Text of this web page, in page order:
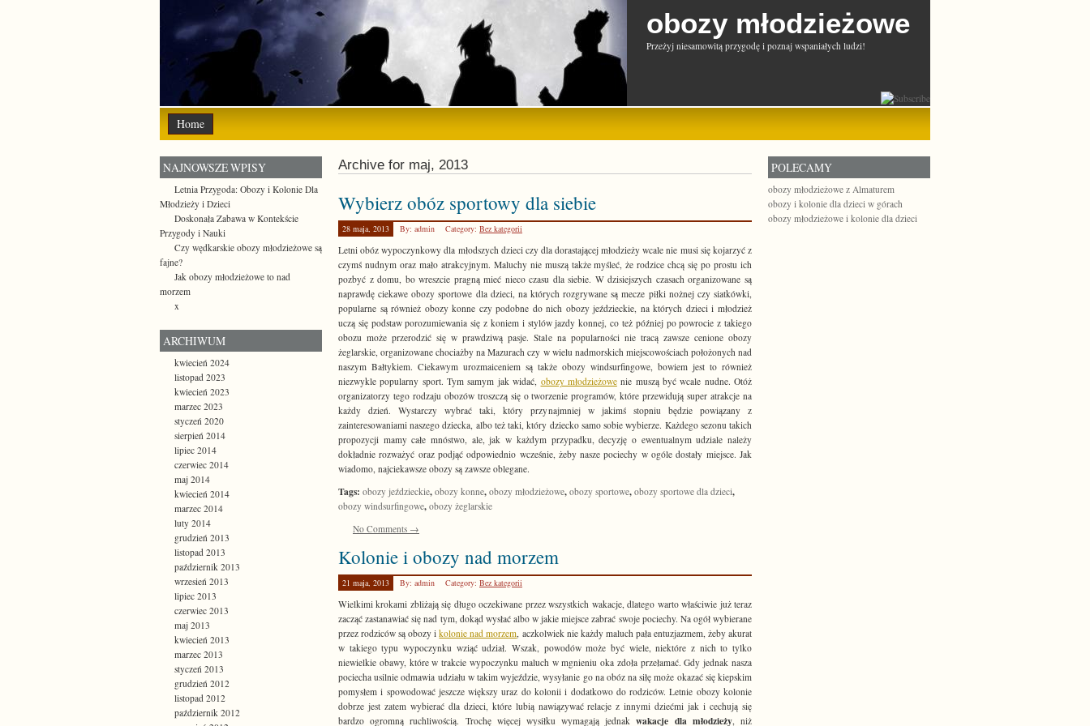
obozy młodzieżowe
Przeżyj niesamowitą przygodę i poznaj wspaniałych ludzi!
Home
Archive for maj, 2013
Wybierz obóz sportowy dla siebie
28 maja, 2013 By: admin Category: Bez kategorii
Letni obóz wypoczynkowy dla młodszych dzieci czy dla dorastającej młodzieży wcale nie musi się kojarzyć z
czymś nudnym oraz mało atrakcyjnym. Maluchy nie muszą także myśleć, że rodzice chcą się po prostu ich
pozbyć z domu, bo wreszcie pragną mieć nieco czasu dla siebie. W dzisiejszych czasach organizowane są
naprawdę ciekawe obozy sportowe dla dzieci, na których rozgrywane są mecze piłki nożnej czy siatkówki,
popularne są również obozy konne czy podobne do nich obozy jeździeckie, na których dzieci i młodzież
uczą się podstaw porozumiewania się z koniem i stylów jazdy konnej, co też później po powrocie z takiego
obozu może przerodzić się w prawdziwą pasje. Stale na popularności nie tracą zawsze cenione obozy
żeglarskie, organizowane chociażby na Mazurach czy w wielu nadmorskich miejscowościach położonych nad
naszym Bałtykiem. Ciekawym urozmaiceniem są także obozy windsurfingowe, bowiem jest to również
niezwykle popularny sport. Tym samym jak widać, obozy młodzieżowenie muszą być wcale nudne. Otóż
organizatorzy tego rodzaju obozów troszczą się o tworzenie programów, które przewidują super atrakcje na
każdy dzień. Wystarczy wybrać taki, który przynajmniej w jakimś stopniu będzie powiązany z
zainteresowaniami naszego dziecka, albo też taki, który dziecko samo sobie wybierze. Każdego sezonu takich
propozycji mamy całe mnóstwo, ale, jak w każdym przypadku, decyzję o ewentualnym udziale należy
dokładnie rozważyć oraz podjąć odpowiednio wcześnie, żeby nasze pociechy w ogóle dostały miejsce. Jak
wiadomo, najciekawsze obozy są zawsze oblegane.
Tags: obozy jeździeckie, obozy konne, obozy młodzieżowe, obozy sportowe, obozy sportowe dla dzieci,
obozy windsurfingowe, obozy żeglarskie
No Comments →
Kolonie i obozy nad morzem
21 maja, 2013 By: admin Category: Bez kategorii
Wielkimi krokami zbliżają się długo oczekiwane przez wszystkich wakacje, dlatego warto właściwie już teraz
zacząć zastanawiać się nad tym, dokąd wysłać albo w jakie miejsce zabrać swoje pociechy. Na ogół wybierane
przez rodziców są obozy ikolonie nad morzem, aczkolwiek nie każdy maluch pała entuzjazmem, żeby akurat
w takiego typu wypoczynku wziąć udział. Wszak, powodów może być wiele, niektóre z nich to tylko
niewielkie obawy, które w trakcie wypoczynku maluch w mgnieniu oka zdoła przełamać. Gdy jednak nasza
pociecha usilnie odmawia udziału w takim wyjeździe, wysyłanie go na obóz na siłę może okazać się kiepskim
pomysłem i spowodować jeszcze większy uraz do kolonii i dodatkowo do rodziców. Letnie obozy kolonie
dobrze jest zatem wybierać dla dzieci, które lubią nawiązywać relacje z innymi dziećmi jak i cechują się
bardzo ogromną ruchliwością. Trochę więcej wysiłku wymagają jednakwakacje dla młodzieży, niż
NAJNOWSZE WPISY
Letnia Przygoda: Obozy i Kolonie Dla
Młodzieży i Dzieci
Doskonała Zabawa w Kontekście
Przygody i Nauki
Czy wędkarskie obozy młodzieżowe są
fajne?
Jak obozy młodzieżowe to nad
morzem
x
ARCHIWUM
kwiecień 2024
listopad 2023
kwiecień 2023
marzec 2023
styczeń 2020
sierpień 2014
lipiec 2014
czerwiec 2014
maj 2014
kwiecień 2014
marzec 2014
luty 2014
grudzień 2013
listopad 2013
październik 2013
wrzesień 2013
lipiec 2013
czerwiec 2013
maj 2013
kwiecień 2013
marzec 2013
styczeń 2013
grudzień 2012
listopad 2012
październik 2012
POLECAMY
obozy młodzieżowe z Almaturem
obozy i kolonie dla dzieci w górach
obozy młodzieżowe i kolonie dla dzieci